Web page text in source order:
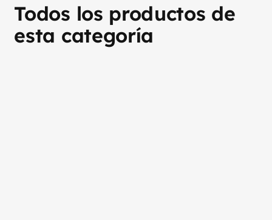
Todos los productos de
esta categoría